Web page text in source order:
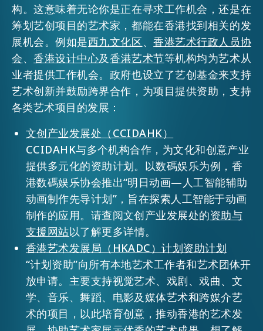
最新消息
关于我们
常见问题
联络我们
EN
构。这意味着无论你是正在寻求工作机会，还是在
筹划艺创项目的艺术家，都能在香港找到相关的发
展机会。例如是西九文化区、香港艺术行政人员协
会、香港设计中心及香港艺术节等机构均为艺术从
业者提供工作机会。政府也设立了艺创基金来支持
艺术创新并鼓励跨界合作，为项目提供资助，支持
各类艺术项目的发展：
文创产业发展处（CCIDAHK）
CCIDAHK与多个机构合作，为文化和创意产业
提供多元化的资助计划。以数碼娱乐为例，香
港数碼娱乐协会推出“明日动画—人工智能辅助
动画制作先导计划”，旨在探索人工智能于动画
制作的应用。请查阅文创产业发展处的资助与
支援网站以了解更多详情。
香港艺术发展局（HKADC）计划资助计划
“计划资助”向所有本地艺术工作者和艺术团体开
放申请。主要支持视觉艺术、戏剧、戏曲、文
学、音乐、舞蹈、电影及媒体艺术和跨媒介艺
术的项目，以此培育创意，推动香港的艺术发